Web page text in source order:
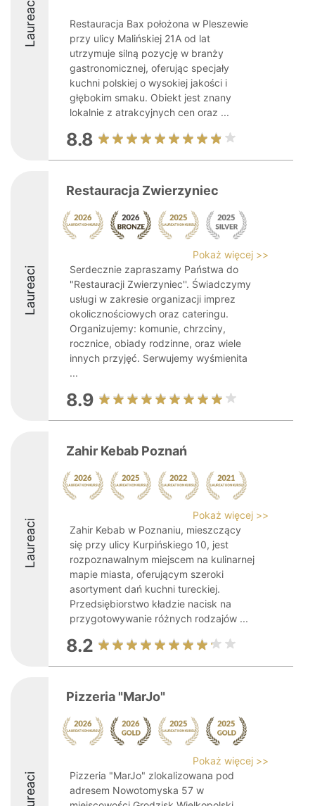
Laureaci
Restauracja Bax położona w Pleszewie
przy ulicy Malińskiej 21A od lat
utrzymuje silną pozycję w branży
gastronomicznej, oferując specjały
kuchni polskiej o wysokiej jakości i
głębokim smaku. Obiekt jest znany
lokalnie z atrakcyjnych cen oraz ...
8.8
Laureaci
Restauracja Zwierzyniec
Pokaż więcej >>
Serdecznie zapraszamy Państwa do
"Restauracji Zwierzyniec''. Świadczymy
usługi w zakresie organizacji imprez
okolicznościowych oraz cateringu.
Organizujemy: komunie, chrzciny,
rocznice, obiady rodzinne, oraz wiele
innych przyjęć. Serwujemy wyśmienita
...
8.9
Laureaci
Zahir Kebab Poznań
Pokaż więcej >>
Zahir Kebab w Poznaniu, mieszczący
się przy ulicy Kurpińskiego 10, jest
rozpoznawalnym miejscem na kulinarnej
mapie miasta, oferującym szeroki
asortyment dań kuchni tureckiej.
Przedsiębiorstwo kładzie nacisk na
przygotowywanie różnych rodzajów ...
8.2
Pizzeria "MarJo"
Pokaż więcej >>
Pizzeria "MarJo" zlokalizowana pod
adresem Nowotomyska 57 w